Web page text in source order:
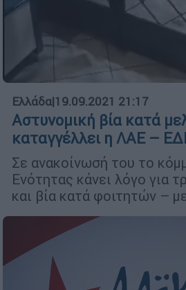
Ελλάδα|19.09.2021 21:17
Αστυνομική βία κατά
καταγγέλλει η ΛΑΕ –
Σε ανακοίνωσή του το
Ενότητας κάνει λόγο για
και βία κατά φοιτητών –